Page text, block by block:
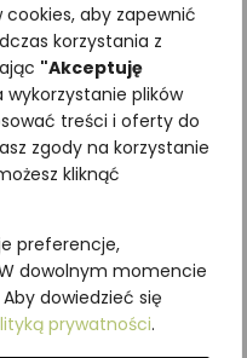
aby zapewnić
korzystania z
"Akceptuję
wykorzystanie plików
treści i oferty do
zgody na korzystanie
kliknąć
preferencje,
dowolnym momencie
dowiedzieć się
prywatności.
cena z ostatnich 30
danych
ILUSTRACJE,Ryby